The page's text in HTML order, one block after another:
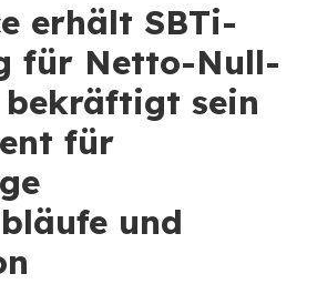
erhält SBTi-
für Netto-Null-
bekräftigt sein
für
und